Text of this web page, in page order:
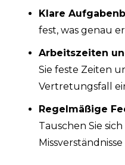
Klare
fest, was genau
Arbeitszeiten
Sie feste Zeiten
Vertretungsfall
Regelmäßige
Tauschen Sie